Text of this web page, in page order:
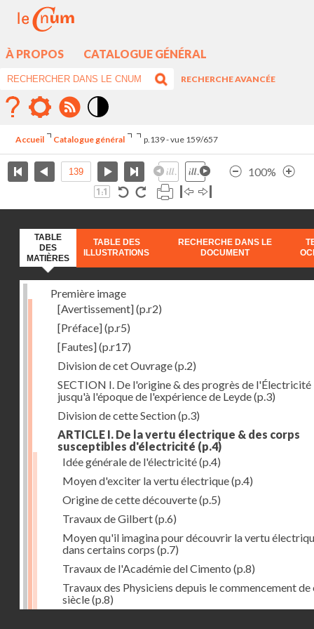
À PROPOS CATALOGUE GÉNÉRAL
RECHERCHE AVANCÉE
élévé
Accueil Catalogue général p.139 - vue 159/657
100%
TABLE
DES
MATIÈRES
TABLE DES
ILLUSTRATIONS
RECHERCHE DANS LE
DOCUMENT
Première image
[Avertissement](p.r2)
[Préface](p.r5)
[Fautes](p.r17)
Division de cet Ouvrage(p.2)
SECTION I. De l'origine & des progrès de l'Électricité
jusqu'à l'époque de l'expérience de Leyde(p.3)
Division de cette Section(p.3)
ARTICLE I. De la vertu électrique & des corps
susceptibles d'électricité (p.4)
Idée générale de l'électricité(p.4)
Moyen d'exciter la vertu électrique(p.4)
Origine de cette découverte(p.5)
Travaux de Gilbert(p.6)
Moyen qu'il imagina pour découvrir la vertu
dans certains corps (p.7)
Travaux de l'Académie del Cimento (p.8)
Travaux des Physiciens depuis le commencement de
siècle(p.8)